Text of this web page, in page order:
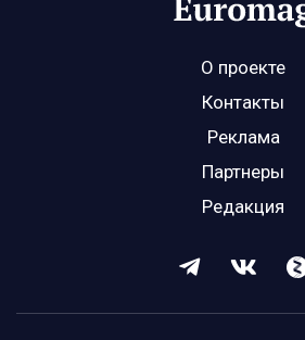
О проекте
Контакты
Реклама
Партнеры
Редакция